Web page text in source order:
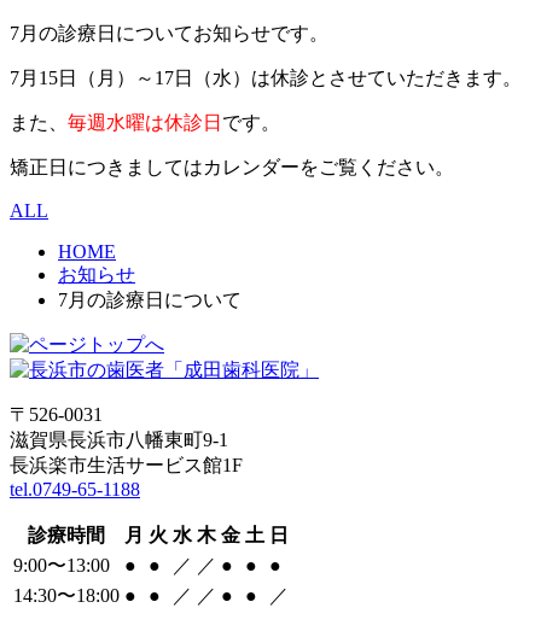
7月の診療日についてお知らせです。
7月15日（月）～17日（水）は休診とさせていただきます。
また、 毎週水曜は休診日 です。
矯正日につきましてはカレンダーをご覧ください。
ALL
HOME
お知らせ
7月の診療日について
〒526-0031
滋賀県長浜市八幡東町9-1
長浜楽市生活サービス館1F
tel.0749-65-1188
診療時間 月 火 水 木 金 土 日
9:00〜13:00
● ● ／ ／ ● ●
●
14:30〜18:00 ● ● ／ ／ ● ● ／